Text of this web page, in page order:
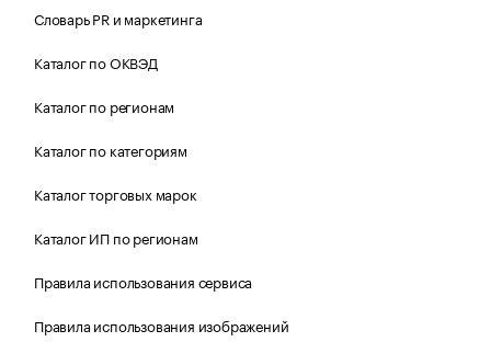
Словарь PR и маркетинга
Каталог по ОКВЭД
Каталог по регионам
Каталог по категориям
Каталог торговых марок
Каталог ИП по регионам
Правила использования сервиса
Правила использования изображений